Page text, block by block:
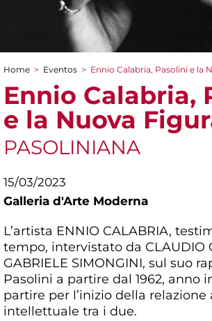
You are here
Home > Eventos > Ennio Calabria, Pasolini e la
Ennio Calabria,
e la Nuova
PASOLINIANA
15/03/2023
Galleria d'Arte Moderna
L’artista ENNIO CALABRIA,
tempo, intervistato da CLAUDIO
GABRIELE SIMONGINI, sul suo
Pasolini a partire dal 1962, anno
partire per l’inizio della relazione
intellettuale tra i due.